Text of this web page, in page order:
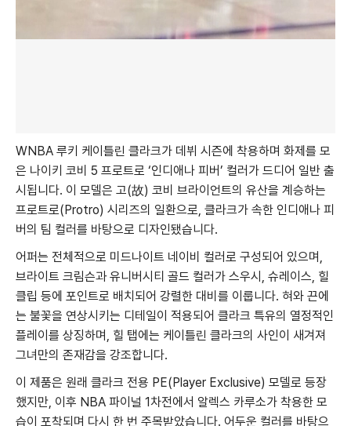
WNBA 루키 케이틀린 클라크가 데뷔 시즌에 착용하며 화제를 모
은 나이키 코비 5 프로트로 ‘인디애나 피버’ 컬러가 드디어 일반 출
시됩니다. 이 모델은 고(故) 코비 브라이언트의 유산을 계승하는
프로트로(Protro) 시리즈의 일환으로, 클라크가 속한 인디애나 피
버의 팀 컬러를 바탕으로 디자인됐습니다.
어퍼는 전체적으로 미드나이트 네이비 컬러로 구성되어 있으며,
브라이트 크림슨과 유니버시티 골드 컬러가 스우시, 슈레이스, 힐
클립 등에 포인트로 배치되어 강렬한 대비를 이룹니다. 혀와 끈에
는 불꽃을 연상시키는 디테일이 적용되어 클라크 특유의 열정적인
플레이를 상징하며, 힐 탭에는 케이틀린 클라크의 사인이 새겨져
그녀만의 존재감을 강조합니다.
이 제품은 원래 클라크 전용 PE(Player Exclusive) 모델로 등장
했지만, 이후 NBA 파이널 1차전에서 알렉스 카루소가 착용한 모
습이 포착되며 다시 한 번 주목받았습니다. 어두운 컬러를 바탕으